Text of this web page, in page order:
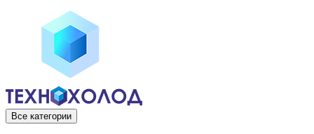
Все категории